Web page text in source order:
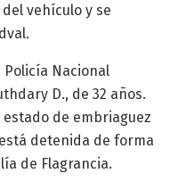
vehículo y se
Policía Nacional
D., de 32 años.
de embriaguez
detenida de forma
de Flagrancia.